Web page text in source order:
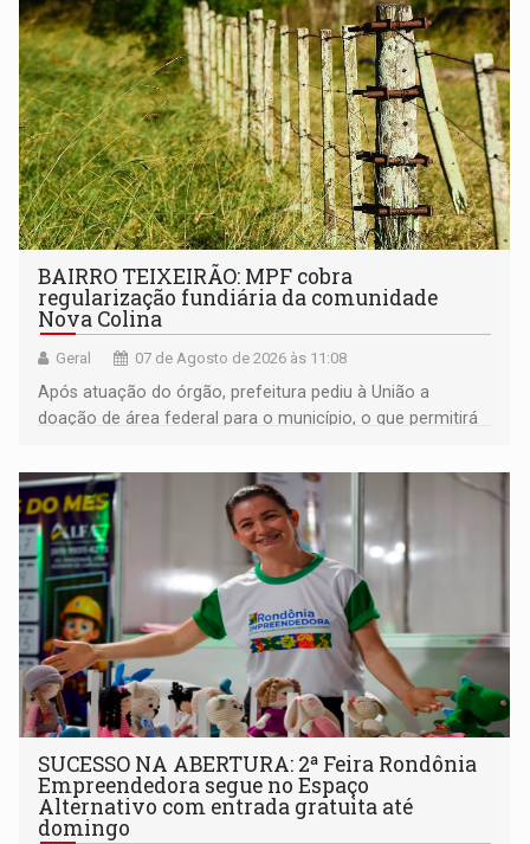
BAIRRO TEIXEIRÃO: MPF cobra
regularização fundiária da comunidade
Nova Colina
Geral 07 de Agosto de 2026 às 11:08
Após atuação do órgão, prefeitura pediu à União a
doação de área federal para o município, o que permitirá
SUCESSO NA ABERTURA: 2ª Feira Rondônia
Empreendedora segue no Espaço
Alternativo com entrada gratuita até
domingo